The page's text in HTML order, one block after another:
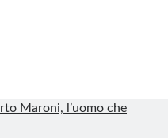
Maroni, l’uomo che